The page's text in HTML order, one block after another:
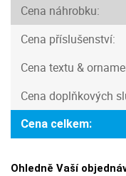
Cena náhrobku:
Cena příslušenství:
Cena textu &
Cena doplňkových
Cena celkem:
Ohledně Vaší